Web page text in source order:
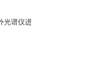
光谱仪进